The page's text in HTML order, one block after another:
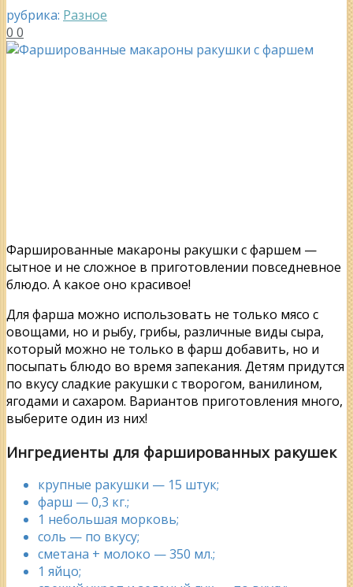
рубрика: Разное
0 0
Фаршированные макароны ракушки с фаршем —
сытное и не сложное в приготовлении повседневное
блюдо. А какое оно красивое!
Для фарша можно использовать не только мясо с
овощами, но и рыбу, грибы, различные виды сыра,
который можно не только в фарш добавить, но и
посыпать блюдо во время запекания. Детям придутся
по вкусу сладкие ракушки с творогом, ванилином,
ягодами и сахаром. Вариантов приготовления много,
выберите один из них!
Ингредиенты для фаршированных ракушек
крупные ракушки — 15 штук;
фарш — 0,3 кг.;
1 небольшая морковь;
соль — по вкусу;
сметана + молоко — 350 мл.;
1 яйцо;